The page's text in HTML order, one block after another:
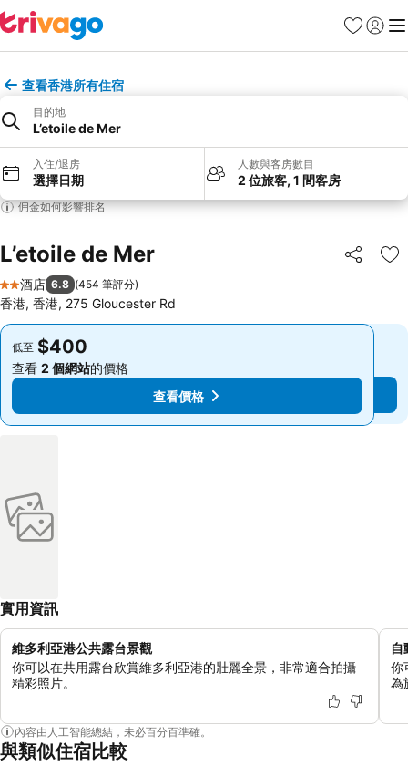
收藏夾
登入 選
查看香港所有住宿
目的地
L’etoile de Mer
入住/退房
選擇日期
人數與客房數目
2 位旅客, 1 間客房
佣金如何影響排名
L’etoile de Mer 分享
放
2 星級
酒店 6.8 (454 筆評分)
香港, 香港, 275 Gloucester Rd
低至 $400
查看 2 個網站的價格
查看價格
低至 $400
查看 2 個網站的價格
查看價格
實用資訊
維多利亞港公共露台景觀
你可以在共用露台欣賞維多利亞港的壯麗全景，非常適合拍攝
精彩照片。
自
你
為
內容由人工智能總結，未必百分百準確。
與類似住宿比較